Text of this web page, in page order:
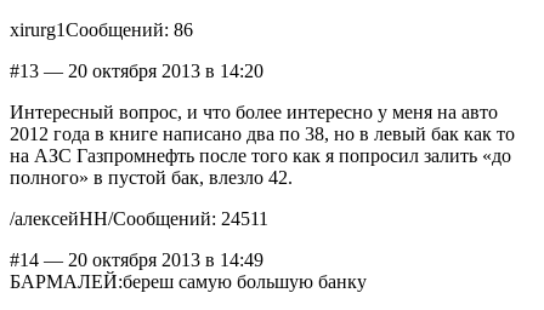
xirurg1Сообщений: 86
#13 — 20 октября 2013 в 14:20
Интересный вопрос, и что более интересно у меня на авто
2012 года в книге написано два по 38, но в левый бак как то
на АЗС Газпромнефть после того как я попросил залить «до
полного» в пустой бак, влезло 42.
/алексейНН/Сообщений: 24511
#14 — 20 октября 2013 в 14:49
БАРМАЛЕЙ:береш самую большую банку